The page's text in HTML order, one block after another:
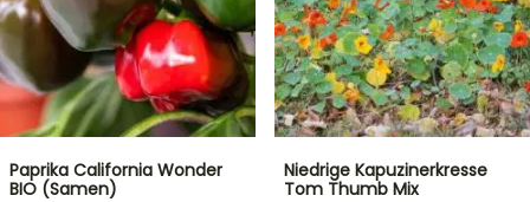
Paprika California Wonder
BIO (Samen)
Niedrige Kapuzinerkresse
Tom Thumb Mix